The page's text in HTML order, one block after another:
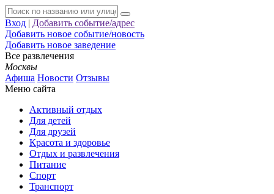
Вход | Добавить событие/адрес
Добавить новое событие/новость
Добавить новое заведение
Все развлечения
Москвы
Афиша Новости Отзывы
Меню сайта
Активный отдых
Для детей
Для друзей
Красота и здоровье
Отдых и развлечения
Питание
Спорт
Транспорт